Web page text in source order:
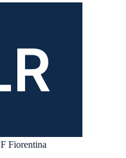
Fiorentina